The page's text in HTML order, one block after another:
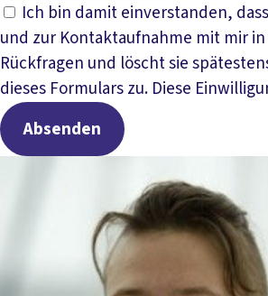
Ich bin damit einverstanden,
und zur Kontaktaufnahme mit mir
Rückfragen und löscht sie
dieses Formulars zu. Diese
Absenden